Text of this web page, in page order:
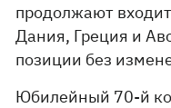
продолжают
Дания, Греция и
позиции без
Юбилейный 70-й